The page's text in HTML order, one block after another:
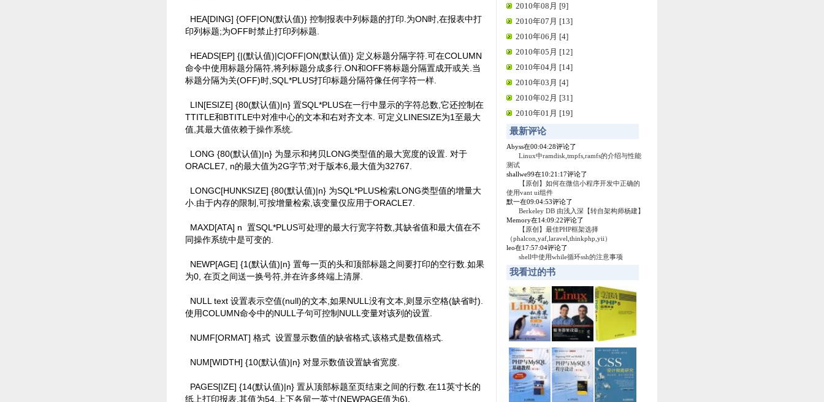
HEA[DING] {OFF|ON(默认值)} 控制报表中列标题的打印.为ON时,在报表中打
印列标题;为OFF时禁止打印列标题.
HEADS[EP] {|(默认值)|C|OFF|ON(默认值)} 定义标题分隔字符.可在COLUMN
命令中使用标题分隔符,将列标题分成多行.ON和OFF将标题分隔置成开或关.当
标题分隔为关(OFF)时,SQL*PLUS打印标题分隔符像任何字符一样.
LIN[ESIZE] {80(默认值)|n} 置SQL*PLUS在一行中显示的字符总数,它还控制在
TTITLE和BTITLE中对准中心的文本和右对齐文本. 可定义LINESIZE为1至最大
值,其最大值依赖于操作系统.
LONG {80(默认值)|n} 为显示和拷贝LONG类型值的最大宽度的设置. 对于
ORACLE7, n的最大值为2G字节;对于版本6,最大值为32767.
LONGC[HUNKSIZE] {80(默认值)|n} 为SQL*PLUS检索LONG类型值的增量大
小.由于内存的限制,可按增量检索,该变量仅应用于ORACLE7.
MAXD[ATA] n 置SQL*PLUS可处理的最大行宽字符数,其缺省值和最大值在不
同操作系统中是可变的.
NEWP[AGE] {1(默认值)|n} 置每一页的头和顶部标题之间要打印的空行数.如果
为0, 在页之间送一换号符,并在许多终端上清屏.
NULL text 设置表示空值(null)的文本,如果NULL没有文本,则显示空格(缺省时).
使用COLUMN命令中的NULL子句可控制NULL变量对该列的设置.
NUMF[ORMAT] 格式 设置显示数值的缺省格式,该格式是数值格式.
NUM[WIDTH] {10(默认值)|n} 对显示数值设置缺省宽度.
PAGES[IZE] {14(默认值)|n} 置从顶部标题至页结束之间的行数.在11英寸长的
纸上打印报表,其值为54,上下各留一英寸(NEWPAGE值为6).
2010年08月 [9]
2010年07月 [13]
2010年06月 [4]
2010年05月 [12]
2010年04月 [14]
2010年03月 [4]
2010年02月 [31]
2010年01月 [19]
最新评论
Abyss在00:04:28评论了
Linux中ramdisk,tmpfs,ramfs的介绍与性能
测试
shallwe99在10:21:17评论了
【原创】如何在微信小程序开发中正确的
使用vant ui组件
默一在09:04:53评论了
Berkeley DB 由浅入深【转自架构师杨建】
Memory在14:09:22评论了
【原创】最佳PHP框架选择
（phalcon,yaf,laravel,thinkphp,yii）
leo在17:57:04评论了
shell中使用while循环ssh的注意事项
我看过的书